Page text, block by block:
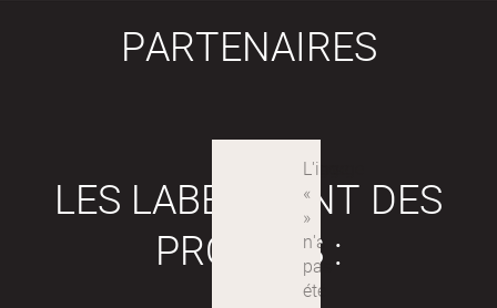
PARTENAIRES
LES LABEX SONT DES
PROJETS :